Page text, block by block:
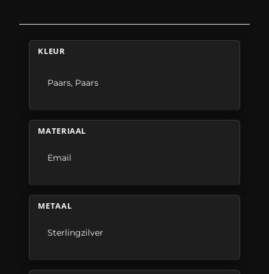
KLEUR
Paars, Paars
MATERIAAL
Email
METAAL
Sterlingzilver